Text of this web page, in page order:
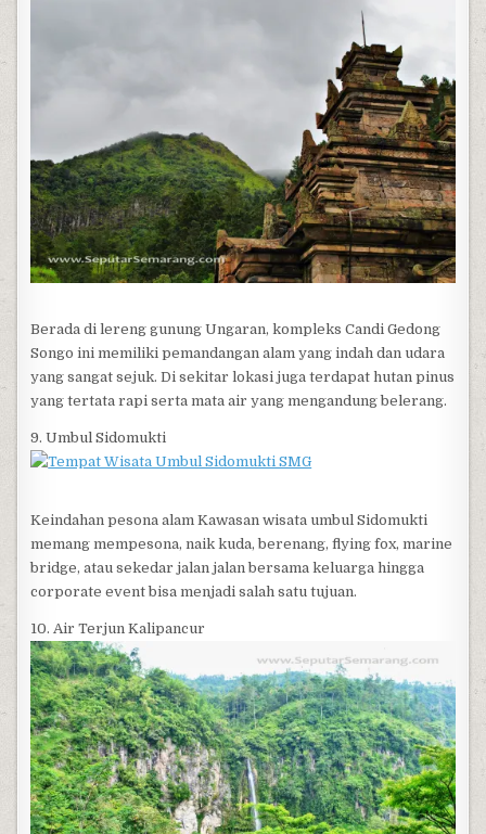
Berada di lereng gunung Ungaran, kompleks Candi Gedong
Songo ini memiliki pemandangan alam yang indah dan udara
yang sangat sejuk. Di sekitar lokasi juga terdapat hutan pinus
yang tertata rapi serta mata air yang mengandung belerang.
9. Umbul Sidomukti
Keindahan pesona alam Kawasan wisata umbul Sidomukti
memang mempesona, naik kuda, berenang, flying fox, marine
bridge, atau sekedar jalan jalan bersama keluarga hingga
corporate event bisa menjadi salah satu tujuan.
10. Air Terjun Kalipancur